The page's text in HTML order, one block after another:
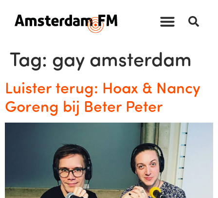
Tag: gay amsterdam
Luister terug: Hoax & Nancy
Goreng bij Beter Peter